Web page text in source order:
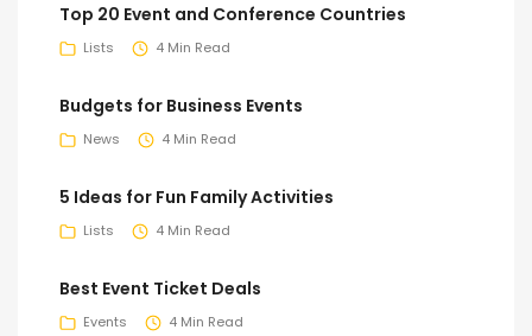
Top 20 Event and Conference Countries
Lists 4 Min Read
Budgets for Business Events
News 4 Min Read
5 Ideas for Fun Family Activities
Lists 4 Min Read
Best Event Ticket Deals
Events 4 Min Read